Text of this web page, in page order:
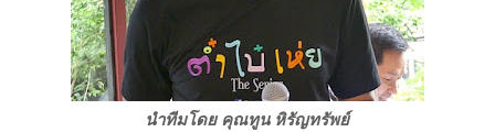
นำทีมโดย คุณทูน หิรัญทรัพย์